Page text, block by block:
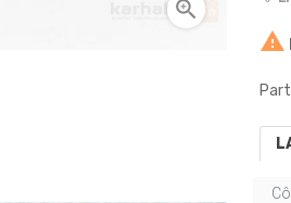

